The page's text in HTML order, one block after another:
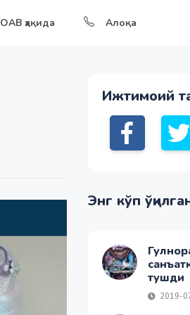
ОАВ ҳақида Алоқа
Ижтимоий
Энг кўп
тушди
2019-